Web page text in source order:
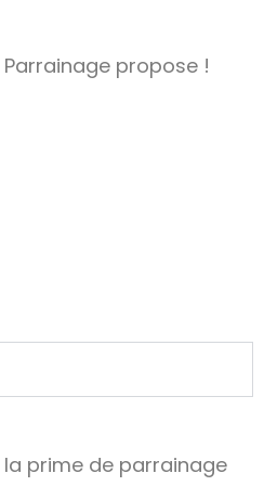
propose !
prime de parrainage